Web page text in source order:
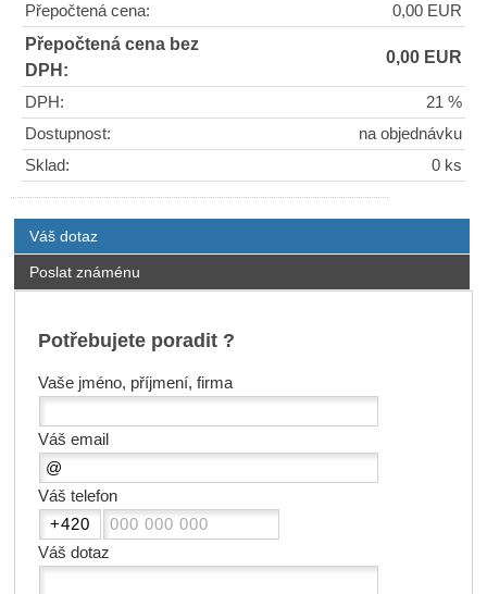
Přepočtená cena:
0,00 EUR
Přepočtená cena bez
DPH:
0,00 EUR
DPH:
21 %
Dostupnost:
na objednávku
Sklad:
0 ks
Váš dotaz
Poslat známénu
Potřebujete poradit ?
Vaše jméno, příjmení, firma
Váš email
Váš telefon
Váš dotaz